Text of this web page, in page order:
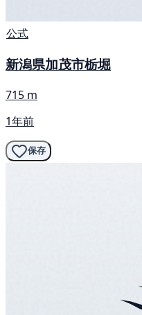
公式
新潟県加茂市栃堀
715 m
1年前
保存